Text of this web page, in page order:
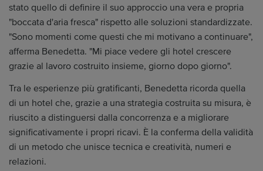
stato quello di definire il suo approccio una vera e propria
"boccata d'aria fresca" rispetto alle soluzioni standardizzate.
"Sono momenti come questi che mi motivano a continuare",
afferma Benedetta. "Mi piace vedere gli hotel crescere
grazie al lavoro costruito insieme, giorno dopo giorno".
Tra le esperienze più gratificanti, Benedetta ricorda quella
di un hotel che, grazie a una strategia costruita su misura, è
riuscito a distinguersi dalla concorrenza e a migliorare
significativamente i propri ricavi. È la conferma della validità
di un metodo che unisce tecnica e creatività, numeri e
relazioni.